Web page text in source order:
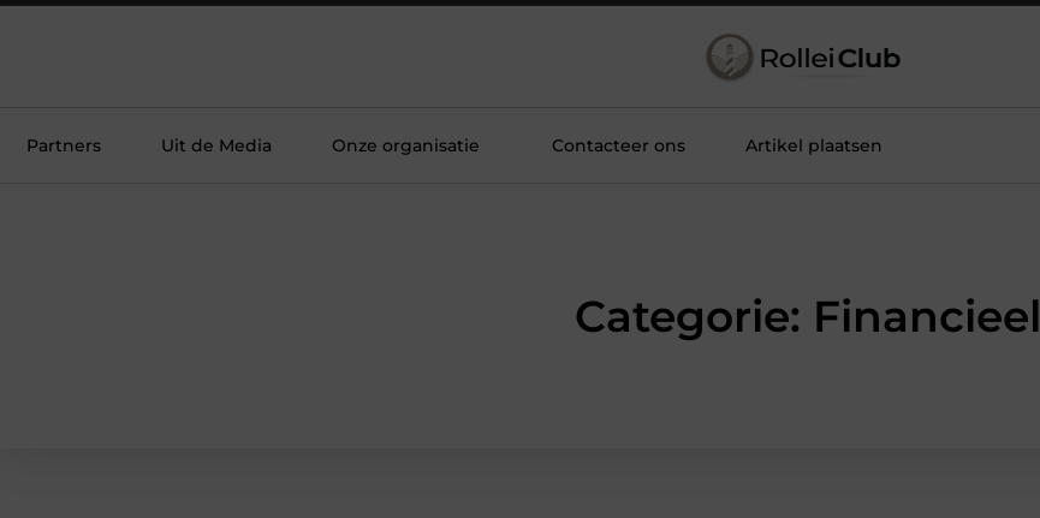
Partners Uit de Media Onze organisatie Contacteer ons Artikel plaatsen
Categorie: Financieel